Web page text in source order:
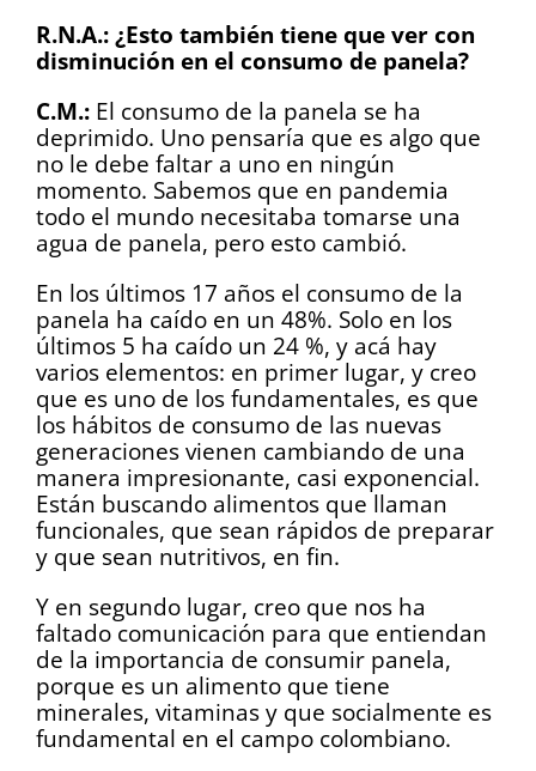
R.N.A.: ¿Esto también tiene que ver con
disminución en el consumo de panela?
C.M.: El consumo de la panela se ha
deprimido. Uno pensaría que es algo que
no le debe faltar a uno en ningún
momento. Sabemos que en pandemia
todo el mundo necesitaba tomarse una
agua de panela, pero esto cambió.
En los últimos 17 años el consumo de la
panela ha caído en un 48%. Solo en los
últimos 5 ha caído un 24 %, y acá hay
varios elementos: en primer lugar, y creo
que es uno de los fundamentales, es que
los hábitos de consumo de las nuevas
generaciones vienen cambiando de una
manera impresionante, casi exponencial.
Están buscando alimentos que llaman
funcionales, que sean rápidos de preparar
y que sean nutritivos, en fin.
Y en segundo lugar, creo que nos ha
faltado comunicación para que entiendan
de la importancia de consumir panela,
porque es un alimento que tiene
minerales, vitaminas y que socialmente es
fundamental en el campo colombiano.